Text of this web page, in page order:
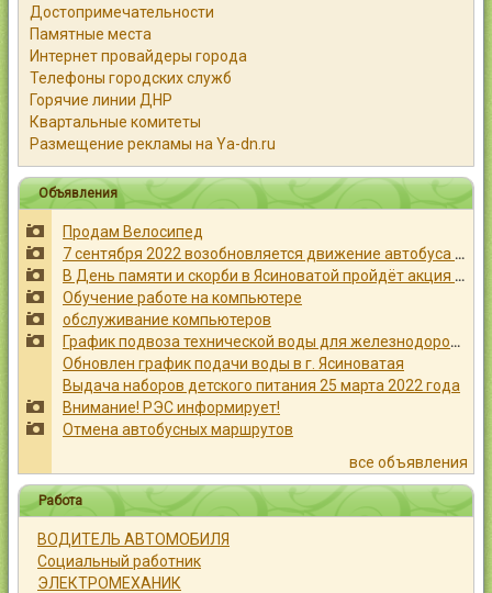
Справочник
Работа
Объявления
Помощь
Контакты
Войти
Достопримечательности
Памятные места
Интернет провайдеры города
Телефоны городских служб
Горячие линии ДНР
Квартальные комитеты
Размещение рекламы на Ya-dn.ru
Объявления
Продам Велосипед
7 сентября 2022 возобновляется движение автобуса № 23
В День памяти и скорби в Ясиноватой пройдёт акция «Свеча памяти»
Обучение работе на компьютере
обслуживание компьютеров
График подвоза технической воды для железнодорожной части города Ясиноватая
Обновлен график подачи воды в г. Ясиноватая
Выдача наборов детского питания 25 марта 2022 года
Внимание! РЭС информирует!
Отмена автобусных маршрутов
все объявления
Работа
ВОДИТЕЛЬ АВТОМОБИЛЯ
Социальный работник
ЭЛЕКТРОМЕХАНИК